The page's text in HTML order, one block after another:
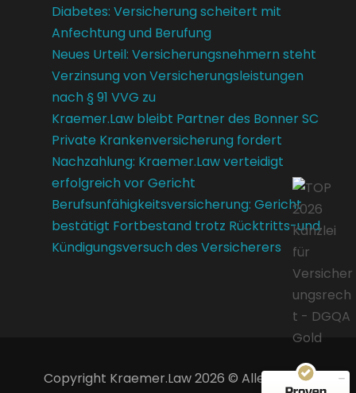
Diabetes: Versicherung scheitert mit
Anfechtung und Berufung
Neues Urteil: Versicherungsnehmern steht
Verzinsung von Versicherungsleistungen
nach § 91 VVG zu
Kraemer.Law bleibt Partner des Bonner SC
Private Krankenversicherung fordert
Nachzahlung: Kraemer.Law verteidigt
erfolgreich vor Gericht
Berufsunfähigkeitsversicherung: Gericht
bestätigt Fortbestand trotz Rücktritts-und
Kündigungsversuch des Versicherers
Copyright Kraemer.Law 2026 © Alle Rechte
100%
ProvenExpert.com
14
39